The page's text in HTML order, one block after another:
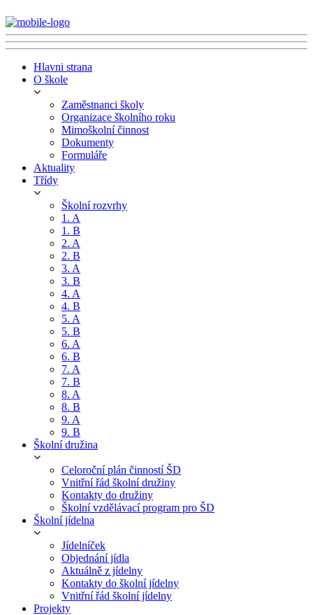
Hlavni strana
O škole
Zaměstnanci školy
Organizace školního roku
Mimoškolní činnost
Dokumenty
Formuláře
Aktuality
Třídy
Školní rozvrhy
1. A
1. B
2. A
2. B
3. A
3. B
4. A
4. B
5. A
5. B
6. A
6. B
7. A
7. B
8. A
8. B
9. A
9. B
Školní družina
Celoroční plán činností ŠD
Vnitřní řád školní družiny
Kontakty do družiny
Školní vzdělávací program pro ŠD
Školní jídelna
Jídelníček
Objednání jídla
Aktuálně z jídelny
Kontakty do školní jídelny
Vnitřní řád školní jídelny
Projekty